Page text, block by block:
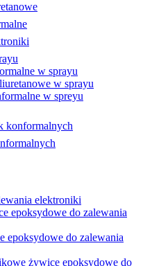
w sprayu
w sprayu
w spreyu
konformalnych
elektroniki
epoksydowe do zalewania
epoksydowe do zalewania
żywice epoksydowe do